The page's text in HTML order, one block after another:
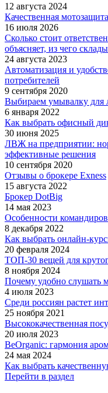
12 августа 2024
Качественная
16 июля 2026
Сколько стоит
объясняет, из чего
24 августа 2023
Автоматизация и
потребителей
9 сентября 2020
Выбираем умывалку для
6 января 2022
Как выбрать офисный
30 июня 2025
ЛВЖ на предприятии:
эффективные решения
10 сентября 2020
Отзывы о брокере Exness
15 августа 2022
Брокер DotBig
14 мая 2023
Особенности
8 декабря 2022
Как выбрать онлайн-
20 февраля 2024
ТОП-30 вещей для
8 ноября 2024
Почему удобно слушать
4 июля 2023
Среди россиян растет
25 ноября 2021
Высококачественная
20 июля 2023
BeOrganic: гармония
24 мая 2024
Как выбрать
Перейти в раздел